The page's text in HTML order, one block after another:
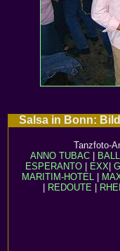
Salsa in Bonn:
Tanzfoto-
ANNO TUBAC
ESPERANTO| EXX|
MARITIM-HOTEL
REDOUTE